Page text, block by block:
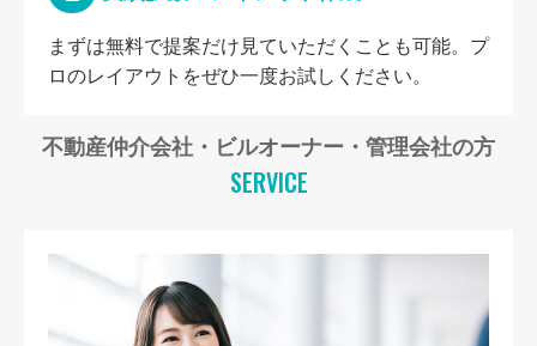
まずは無料で提案だけ見ていただくことも可能。プ
ロのレイアウトをぜひ一度お試しください。
不動産仲介会社・ビルオーナー・管理会社の方
SERVICE